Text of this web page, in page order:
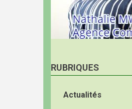
RUBRIQUES
Actualités